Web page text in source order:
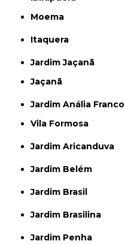
Moema
Itaquera
Jardim Jaçanã
Jaçanã
Jardim Anália Franco
Vila Formosa
Jardim Aricanduva
Jardim Belém
Jardim Brasil
Jardim Brasilina
Jardim Penha